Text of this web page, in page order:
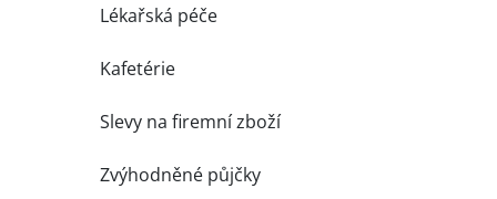
Lékařská péče
Kafetérie
Slevy na firemní zboží
Zvýhodněné půjčky